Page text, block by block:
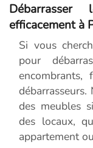
efficacement à
Si vous
pour
encombrants,
des meubles
des locaux,
appartement